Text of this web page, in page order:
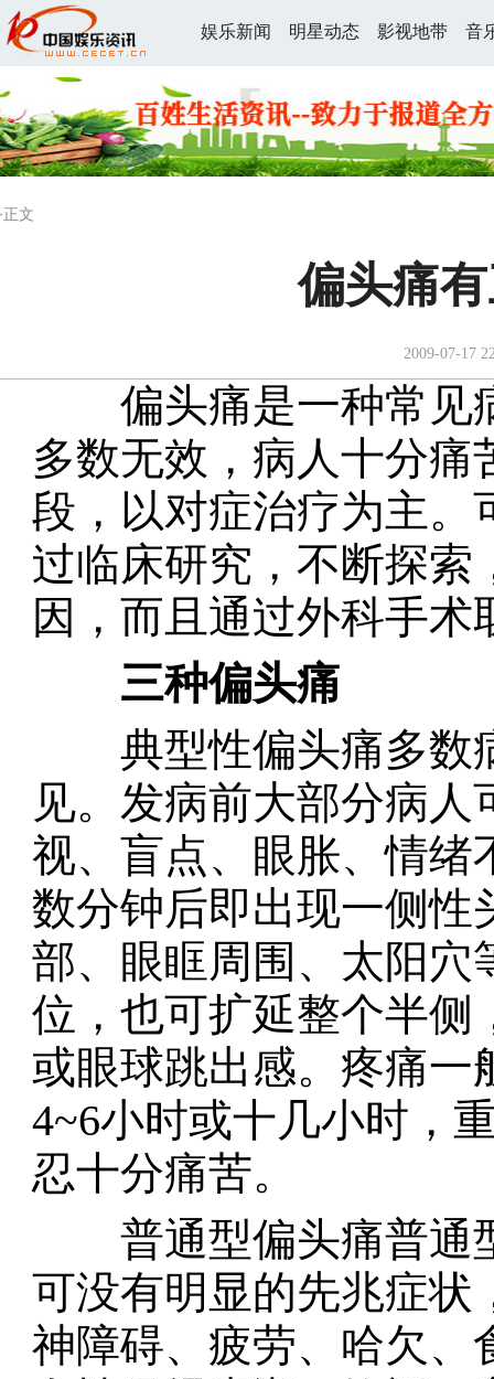
娱乐新闻 明星动态 影视地带 音
文
偏头痛
2009-07-17
偏头痛是一种常见
多数无效，病人十分
段，以对症治疗为主。
过临床研究，不断探索
因，而且通过外科手
三种偏头痛
典型性偏头痛多数
见。发病前大部分病
视、盲点、眼胀、情绪
数分钟后即出现一侧性
部、眼眶周围、太阳穴
位，也可扩延整个半侧
或眼球跳出感。疼痛一
4~6小时或十几小时，
忍十分痛苦。
普通型偏头痛普通
可没有明显的先兆症状
神障碍、疲劳、哈欠、